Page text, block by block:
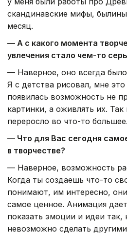
скандинавские мифы,
месяц.
— А с какого момента
увлечения стало чем-то
— Наверное, оно всегда
Я с детства рисовал, мне
появилась возможность не
картинки, а оживлять их. Так
переросло во что-то большее.
— Что для Вас сегодня
в творчестве?
— Наверное, возможность
Когда ты создаешь что-то
понимают, им интересно,
самое ценное. Анимация
показать эмоции и идеи так,
невозможно сделать